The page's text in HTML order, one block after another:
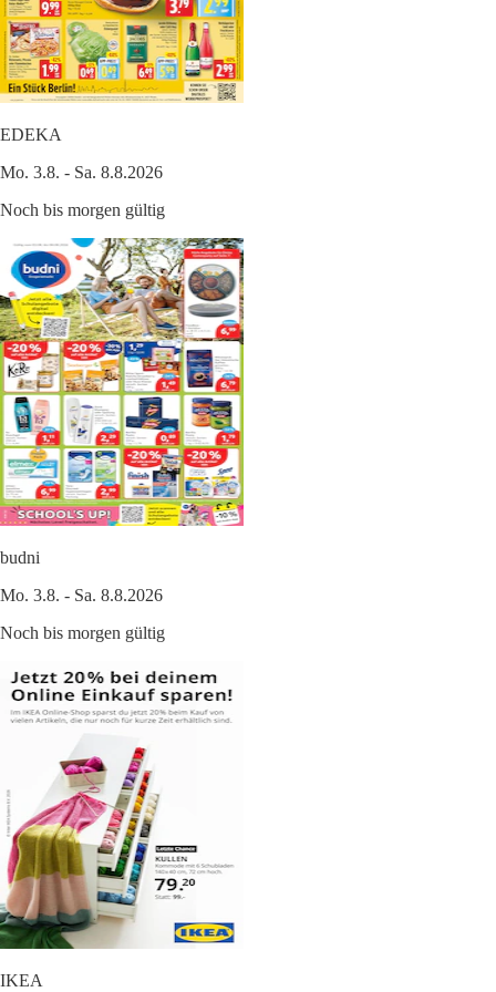
EDEKA
Mo. 3.8. - Sa. 8.8.2026
Noch bis morgen gültig
budni
Mo. 3.8. - Sa. 8.8.2026
Noch bis morgen gültig
IKEA